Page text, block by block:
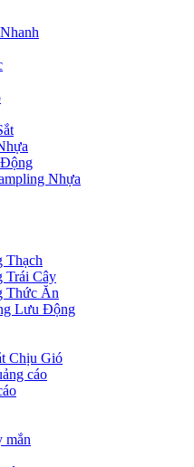
Nhựa
Thạch
Trái Cây
Thức Ăn
Lưu Động
Chịu Gió
cáo
mắn